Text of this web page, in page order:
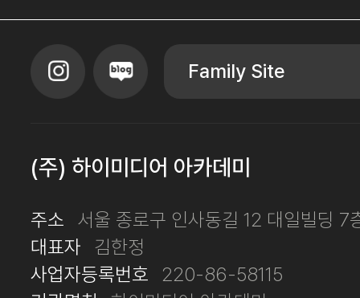
Family Site
(주) 하이미디어 아카데미
주소
서울 종로구 인사동길 12 대일빌딩 7
대표자
김한정
사업자등록번호
220-86-58115